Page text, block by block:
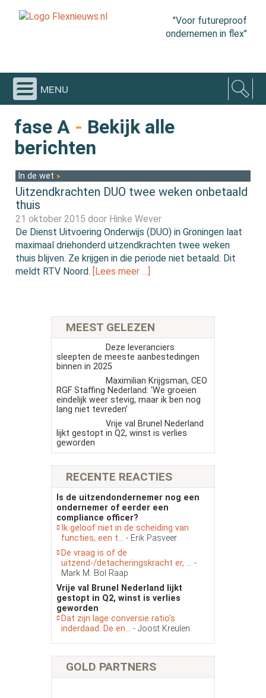
"Voor futureproof
ondernemen in flex"
menu
fase A - Bekijk alle
berichten
In de wet
Uitzendkrachten DUO twee weken onbetaald
thuis
21 oktober 2015 door Hinke Wever
De Dienst Uitvoering Onderwijs (DUO) in Groningen laat
maximaal driehonderd uitzendkrachten twee weken
thuis blijven. Ze krijgen in die periode niet betaald. Dit
meldt RTV Noord. [Lees meer …]
MEEST GELEZEN
Deze leveranciers
sleepten de meeste aanbestedingen
binnen in 2025
Maximilian Krijgsman, CEO
RGF Staffing Nederland: ‘We groeien
eindelijk weer stevig, maar ik ben nog
lang niet tevreden’
Vrije val Brunel Nederland
lijkt gestopt in Q2, winst is verlies
geworden
RECENTE REACTIES
Is de uitzendondernemer nog een
ondernemer of eerder een
compliance officer?
Ik geloof niet in de scheiding van
functies, een t... - Erik Pasveer
De vraag is of de
uitzend-/detacheringskracht er, ... -
Mark M. Bol Raap
Vrije val Brunel Nederland lijkt
gestopt in Q2, winst is verlies
geworden
Dat zijn lage conversie ratio’s
inderdaad. De en... - Joost Kreulen
GOLD PARTNERS